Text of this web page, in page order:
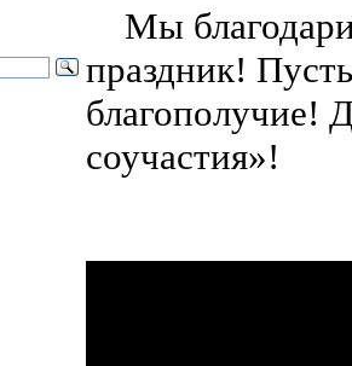
Мы
праздник!
благополучие!
соучастия»!